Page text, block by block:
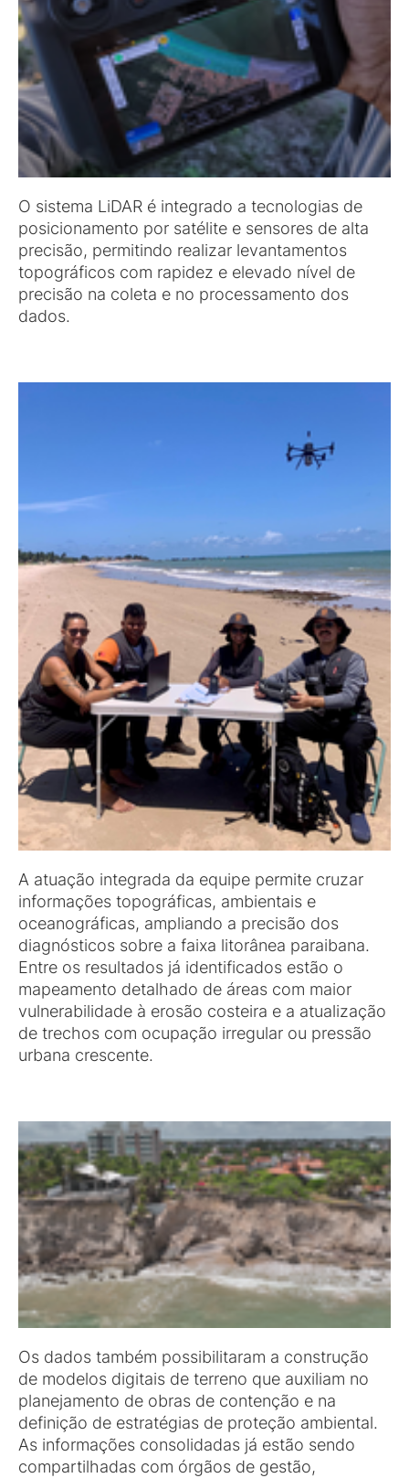
O sistema LiDAR é integrado a tecnologias de
posicionamento por satélite e sensores de alta
precisão, permitindo realizar levantamentos
topográficos com rapidez e elevado nível de
precisão na coleta e no processamento dos
dados.
A atuação integrada da equipe permite cruzar
informações topográficas, ambientais e
oceanográficas, ampliando a precisão dos
diagnósticos sobre a faixa litorânea paraibana.
Entre os resultados já identificados estão o
mapeamento detalhado de áreas com maior
vulnerabilidade à erosão costeira e a atualização
de trechos com ocupação irregular ou pressão
urbana crescente.
Os dados também possibilitaram a construção
de modelos digitais de terreno que auxiliam no
planejamento de obras de contenção e na
definição de estratégias de proteção ambiental.
As informações consolidadas já estão sendo
compartilhadas com órgãos de gestão,